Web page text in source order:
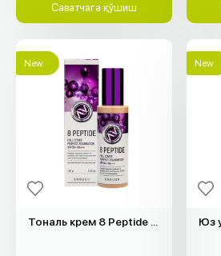
Саватчага қўшиш
New
Тональ крем 8 Peptide "Enough" (100гр)
New